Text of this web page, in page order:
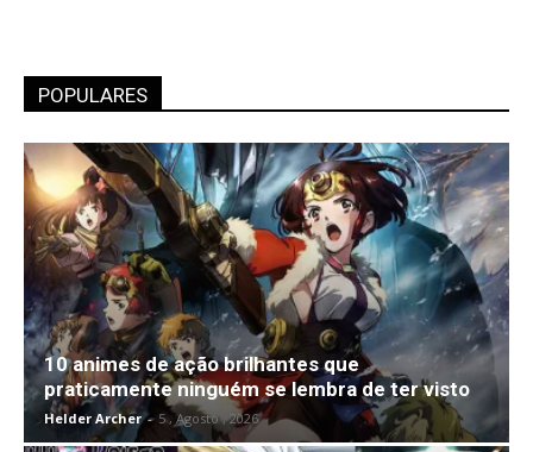
POPULARES
10 animes de ação brilhantes que
praticamente ninguém se lembra de ter visto
Helder Archer - 5 , Agosto , 2026